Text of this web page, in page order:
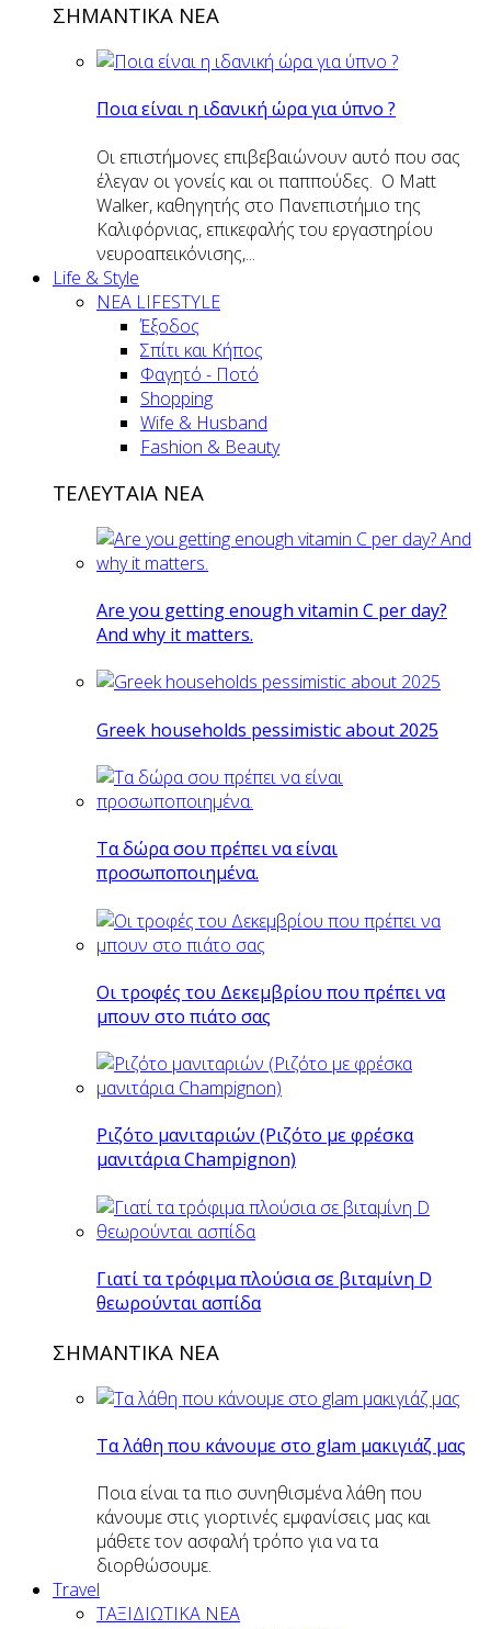
ΣΗΜΑΝΤΙΚΑ ΝΕΑ
Ποια είναι η ιδανική ώρα για ύπνο ?
Οι επιστήμονες επιβεβαιώνουν αυτό που σας
έλεγαν οι γονείς και οι παππούδες. Ο Matt
Walker, καθηγητής στο Πανεπιστήμιο της
Καλιφόρνιας, επικεφαλής του εργαστηρίου
νευροαπεικόνισης,...
Life & Style
ΝΕΑ LIFESTYLE
Έξοδος
Σπίτι και Κήπος
Φαγητό - Ποτό
Shopping
Wife & Husband
Fashion & Beauty
ΤΕΛΕΥΤΑΙΑ ΝΕΑ
Are you getting enough vitamin C per day?
And why it matters.
Greek households pessimistic about 2025
Tα δώρα σου πρέπει να είναι
προσωποποιημένα.
Οι τροφές του Δεκεμβρίου που πρέπει να
μπουν στο πιάτο σας
Ριζότο μανιταριών (Ριζότο με φρέσκα
μανιτάρια Champignon)
Γιατί τα τρόφιμα πλούσια σε βιταμίνη D
θεωρούνται ασπίδα
ΣΗΜΑΝΤΙΚΑ ΝΕΑ
Τα λάθη που κάνουμε στο glam μακιγιάζ μας
Ποια είναι τα πιο συνηθισμένα λάθη που
κάνουμε στις γιορτινές εμφανίσεις μας και
μάθετε τον ασφαλή τρόπο για να τα
διορθώσουμε.
Travel
ΤΑΞΙΔΙΩΤΙΚΑ ΝΕΑ